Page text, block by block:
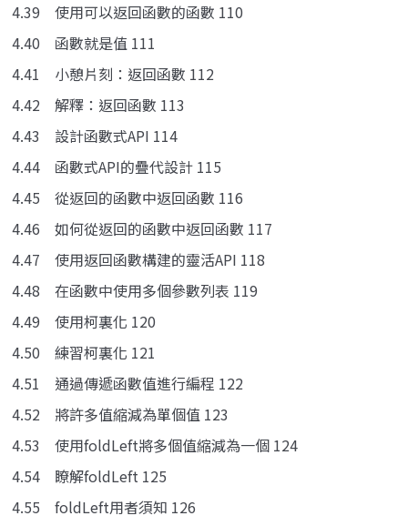
4.39 使用可以返回函數的函數 110
4.40 函數就是值 111
4.41 小憩片刻：返回函數 112
4.42 解釋：返回函數 113
4.43 設計函數式API 114
4.44 函數式API的疊代設計 115
4.45 從返回的函數中返回函數 116
4.46 如何從返回的函數中返回函數 117
4.47 使用返回函數構建的靈活API 118
4.48 在函數中使用多個參數列表 119
4.49 使用柯裏化 120
4.50 練習柯裏化 121
4.51 通過傳遞函數值進行編程 122
4.52 將許多值縮減為單個值 123
4.53 使用foldLeft將多個值縮減為一個 124
4.54 瞭解foldLeft 125
4.55 foldLeft用者須知 126